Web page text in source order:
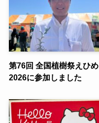
第76回 全国植樹祭えひめ
2026に参加しました